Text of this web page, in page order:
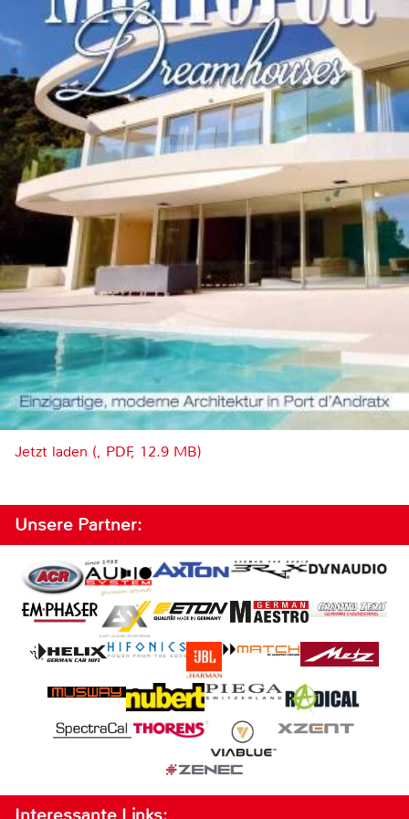
Jetzt laden (, PDF, 12.9 MB)
Unsere Partner: